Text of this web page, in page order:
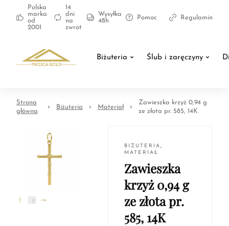
Polska
marka
od
2001
14
dni
na
zwrot
Wysyłka
48h
Pomoc Regulamin
Biżuteria Ślub i zaręczyny
Strona
główna
Biżuteria Materiał
Zawieszka krzyż 0,94 g
ze złota pr. 585, 14K
BIŻUTERIA,
MATERIAŁ
Zawieszka
krzyż 0,94 g
ze złota pr.
585, 14K